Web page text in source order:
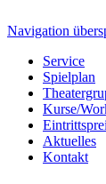
Navigation
Service
Spielplan
Kurse/
Aktuelles
Kontakt